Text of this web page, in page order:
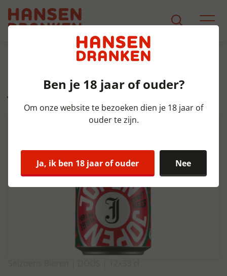
Product Detail
Jopen 4 Granenbok blik Doos
12x33 cl 6,5%
Ben je 18 jaar of ouder?
Om onze website te bezoeken dien je 18 jaar of
ouder te zijn.
Ja, ik ben 18 jaar of ouder Nee